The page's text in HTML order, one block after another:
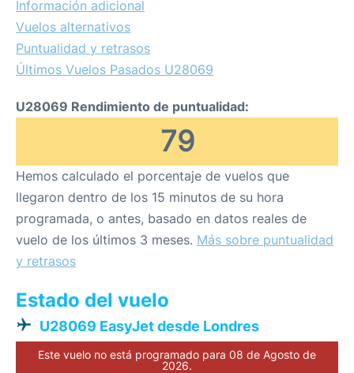
Información adicional
Vuelos alternativos
Puntualidad y retrasos
Últimos Vuelos Pasados U28069
U28069 Rendimiento de puntualidad:
79
Hemos calculado el porcentaje de vuelos que
llegaron dentro de los 15 minutos de su hora
programada, o antes, basado en datos reales de
vuelo de los últimos 3 meses. Más sobre puntualidad
y retrasos
Estado del vuelo
U28069 EasyJet desde Londres
Este vuelo no está programado para 08 de Agosto de
2026.